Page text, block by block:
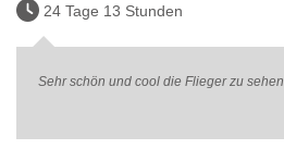
24 Tage 13 Stunden
Sehr schön und cool die Flieger zu sehen